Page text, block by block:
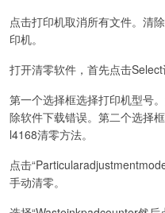
点击打印机取消所有文件。清
印机。
打开清零软件，首先点击Select
第一个选择框选择打印机型号
除软件下载错误。第二个选择
l4168清零方法。
点击
手动清零。